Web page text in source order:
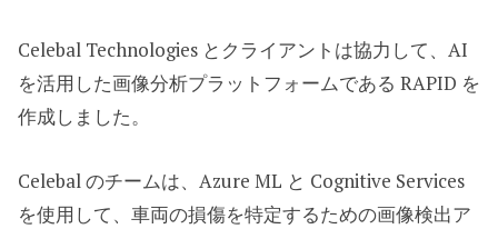
Celebal Technologies とクライアントは協力して、AI
を活用した画像分析プラットフォームである RAPID を
作成しました。
Celebal のチームは、Azure ML と Cognitive Services
を使用して、車両の損傷を特定するための画像検出ア